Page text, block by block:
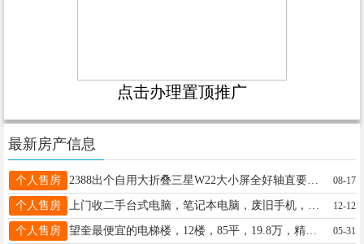
点击办理置顶推广
最新房产信息
个人售房 2388出个自用大折叠三星W22大小屏全好轴直要的来吧18645535202 08-17
个人售房 12-12
个人售房 望奎最便宜的电梯楼，12楼，85平，19.8万，精装学区房，嘎嘎板正，联系电话15776022008 05-31